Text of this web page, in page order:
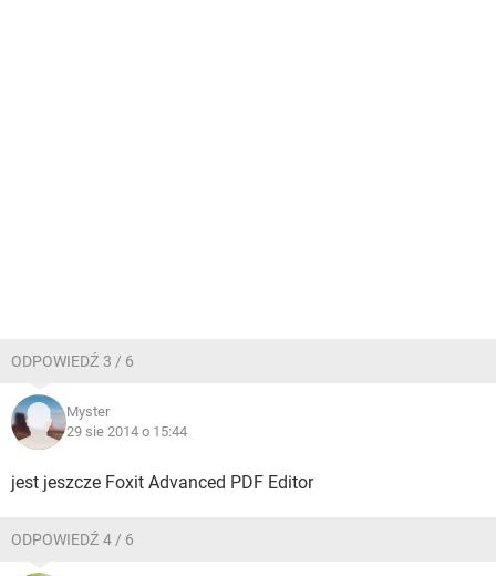
ODPOWIEDŹ 3 / 6
Myster
29 sie 2014 o 15:44
jest jeszcze Foxit Advanced PDF Editor
ODPOWIEDŹ 4 / 6